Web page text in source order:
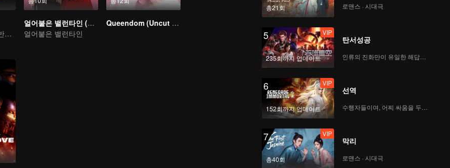
침목 속에 아내의 반격을 준비됐다
얼어붙은 밸런타인 (Uncut Ver.)
얼어붙은 밸런타인
Queendom (Uncut Ver.)
총21회 로맨스 · 시대극
5
235회까지 업데이트
VIP
탄서성공
인류의 진화만이 유일한 해답이다
6
152회까지 업데이트
VIP
선역
7
총40회
VIP
막리
로맨스 · 시대극